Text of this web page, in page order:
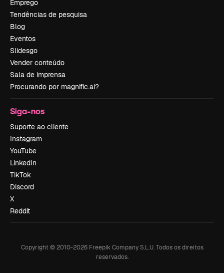
Emprego
Tendências de pesquisa
Blog
Eventos
Slidesgo
Vender conteúdo
Sala de imprensa
Procurando por magnific.ai?
Siga-nos
Suporte ao cliente
Instagram
YouTube
LinkedIn
TikTok
Discord
X
Reddit
Copyright © 2010-2026Freepik Company S.L.U. Todos os direitos
reservados.